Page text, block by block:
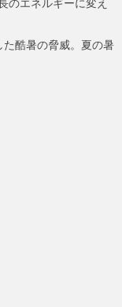
のエネルギーに変え
酷暑の脅威。夏の暑